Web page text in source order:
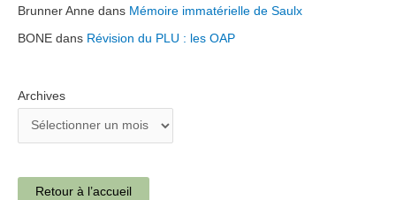
Brunner Anne dans Mémoire immatérielle de Saulx
BONE dans Révision du PLU : les OAP
Archives